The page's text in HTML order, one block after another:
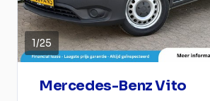
1/25
Mercedes-Benz Vito